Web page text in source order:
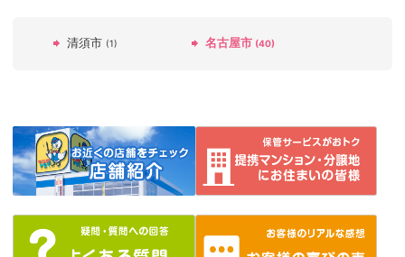
清須市 (1) 名古屋市 (40)